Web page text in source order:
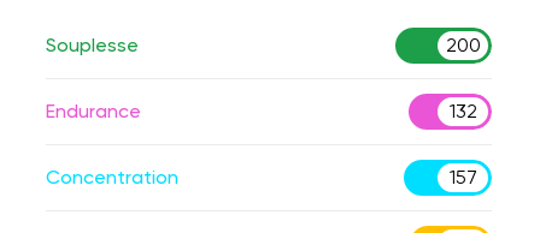
Souplesse 200
Endurance 132
Concentration 157